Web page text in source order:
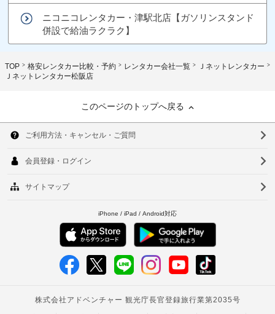
ニコニコレンタカー・津駅北店【ガソリンスタンド
併設で給油ラクラク】
TOP 格安レンタカー比較・予約 レンタカー会社一覧
Ｊネットレンタカー
Ｊネットレンタカー松阪店
このページのトップへ戻る